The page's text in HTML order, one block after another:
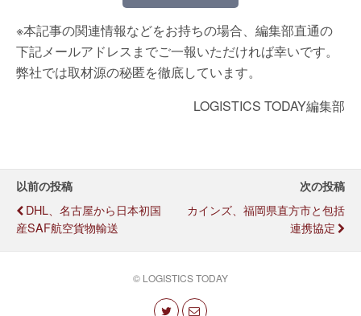
※本記事の関連情報などをお持ちの場合、編集部直通の
下記メールアドレスまでご一報いただければ幸いです。
弊社では取材源の秘匿を徹底しています。
LOGISTICS TODAY編集部
以前の投稿
DHL、名古屋から日本初国
産SAF航空貨物輸送
次の投稿
カインズ、福岡県直方市と包括
連携協定
© LOGISTICS TODAY